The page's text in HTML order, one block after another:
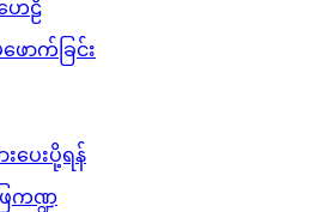
ေဠိ
ောက်ခြင်း
ပေးပို့ရန်
ေကဏ္ဍ